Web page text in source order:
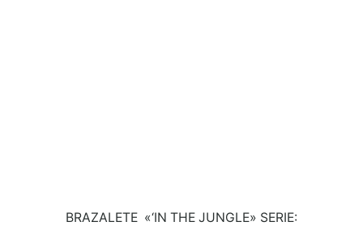
BRAZALETE «‘IN THE JUNGLE» SERIE: